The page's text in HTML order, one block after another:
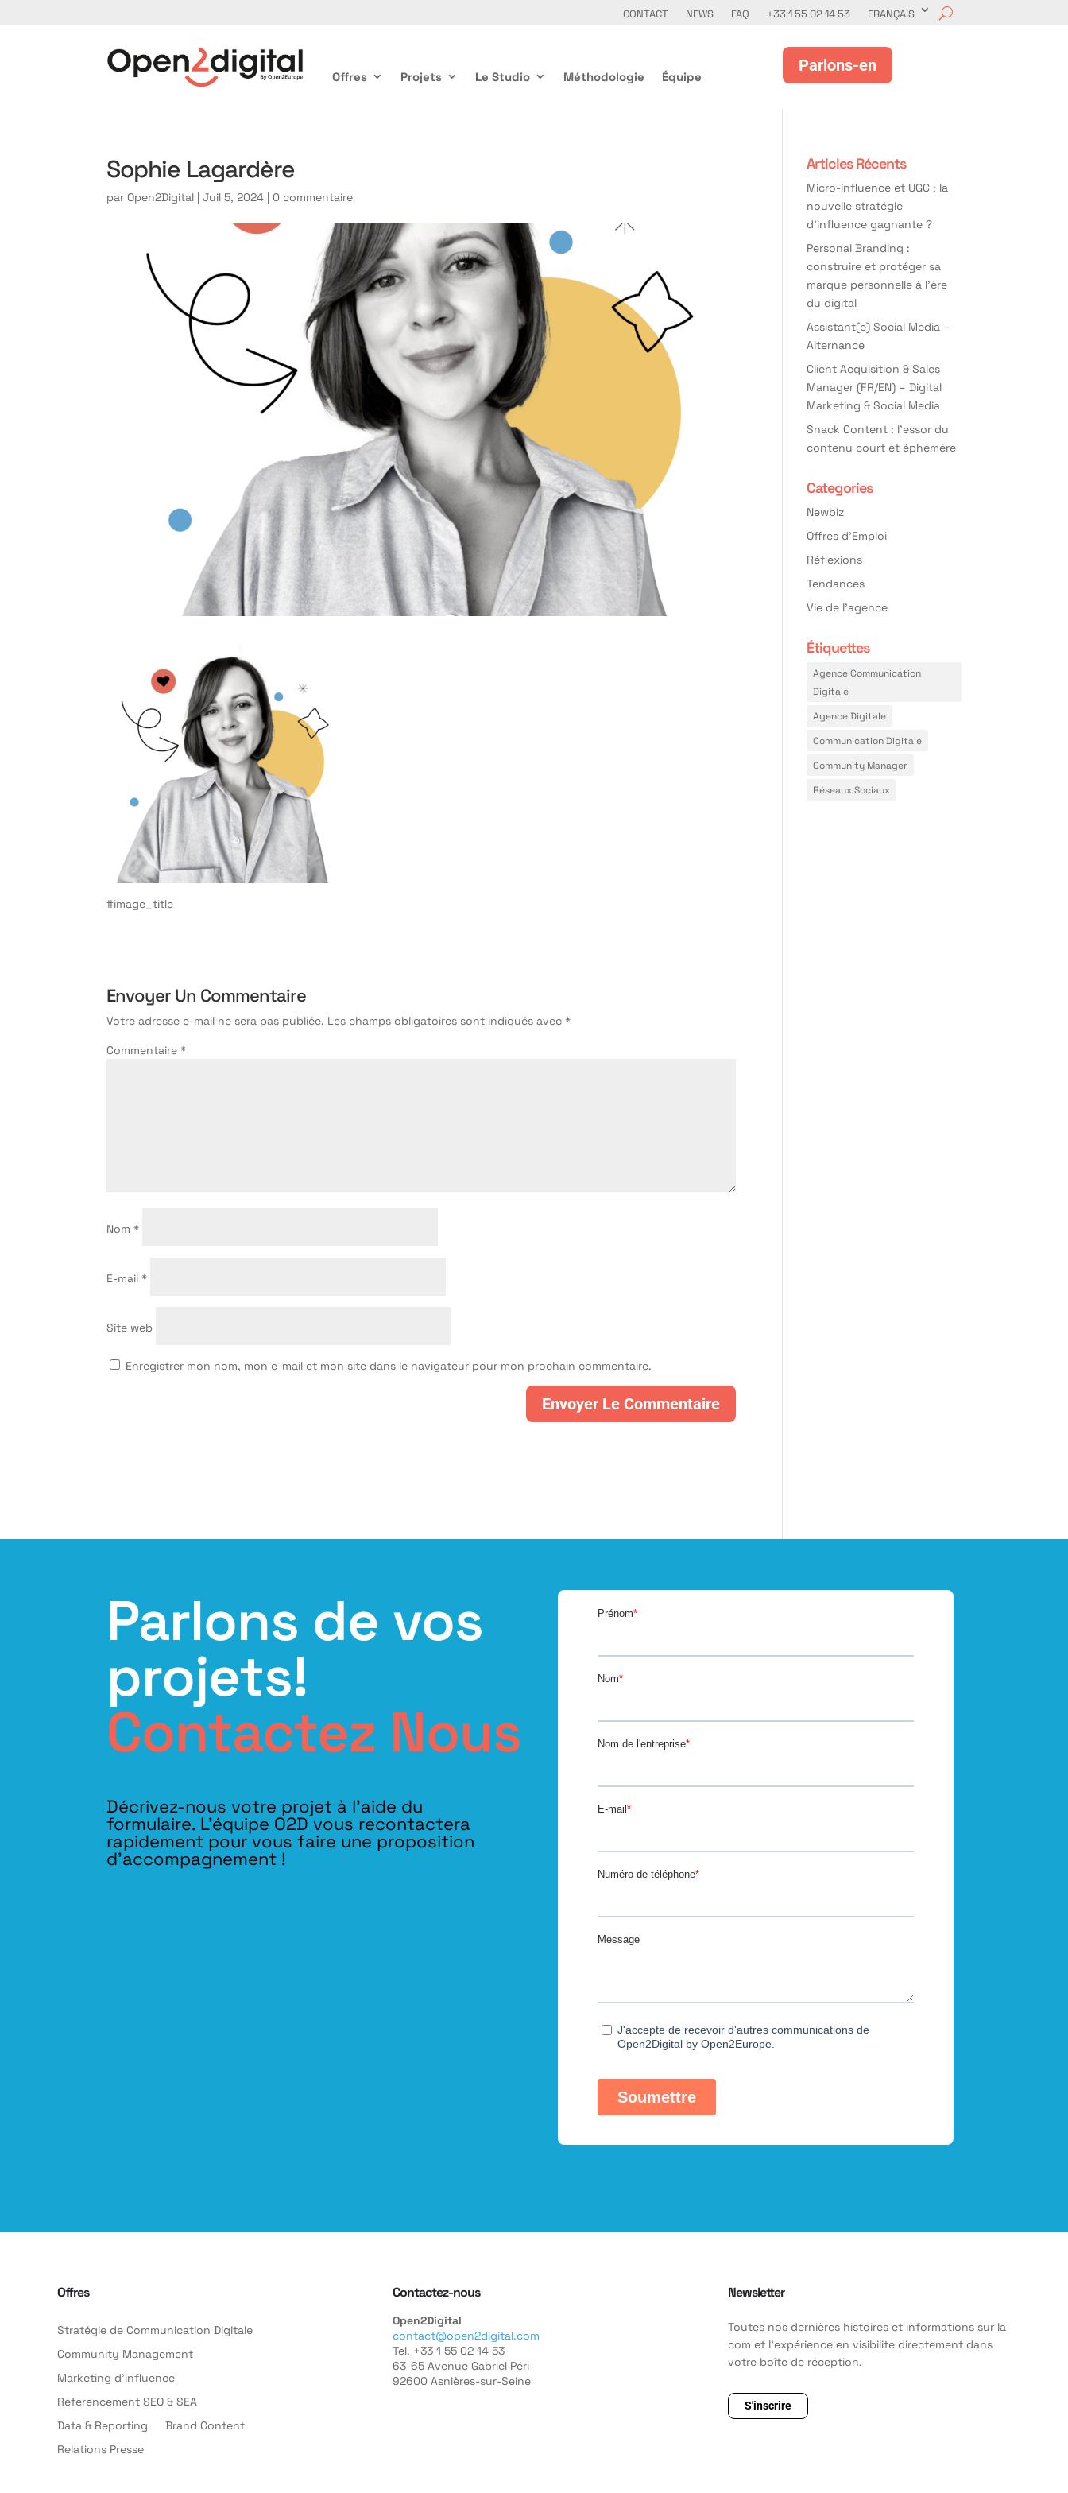
CONTACT NEWS FAQ +33 1 55 02 14 53 FRANÇAIS
Offres Projets Le Studio Méthodologie Équipe
Parlons-en
Sophie Lagardère
parOpen2Digital |Juil 5, 2024 |0 commentaire
#image_title
Envoyer Un Commentaire
Votre adresse e-mail ne sera pas publiée. Les champs obligatoires sont indiqués avec*
Commentaire*
Nom*
E-mail*
Site web
Enregistrer mon nom, mon e-mail et mon site dans le navigateur pour mon prochain commentaire.
Articles Récents
Micro-influence et UGC : la
nouvelle stratégie
d’influence gagnante ?
Personal Branding :
construire et protéger sa
marque personnelle à l’ère
du digital
Assistant(e) Social Media –
Alternance
Client Acquisition & Sales
Manager (FR/EN) – Digital
Marketing & Social Media
Snack Content : l’essor du
contenu court et éphémère
Categories
Newbiz
Offres d'Emploi
Réflexions
Tendances
Vie de l'agence
Étiquettes
Agence Communication
Digitale
Agence Digitale
Communication Digitale
Community Manager
Réseaux Sociaux
Parlons de vos
projets!
Contactez Nous
Décrivez-nous votre projet à l’aide du
formulaire. L'équipe O2D vous recontactera
rapidement pour vous faire une proposition
d’accompagnement !
Offres
Stratégie de Communication Digitale
Community Management
Marketing d’influence
Réferencement SEO & SEA
Data & Reporting
Brand Content
Relations Presse
Contactez-nous
Open2Digital
contact@open2digital.com
Tel. +33 1 55 02 14 53
63-65 Avenue Gabriel Péri
92600 Asnières-sur-Seine
Newsletter
Toutes nos dernières histoires et informations sur la
com et l'expérience en visibilite directement dans
votre boîte de réception.
S'inscrire